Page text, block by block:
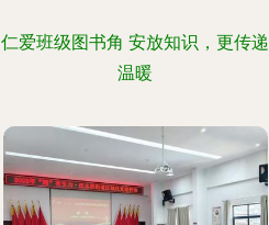
仁爱班级图书角 安放知识，更传递
温暖